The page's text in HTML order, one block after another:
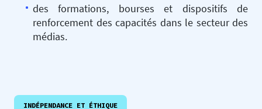
des formations, bourses et dispositifs de
renforcement des capacités dans le secteur des
médias.
INDÉPENDANCE ET ÉTHIQUE